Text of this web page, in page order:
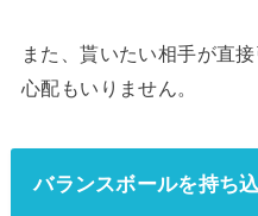
また、貰いたい相手が直
心配もいりません。
バランスボールを持ち